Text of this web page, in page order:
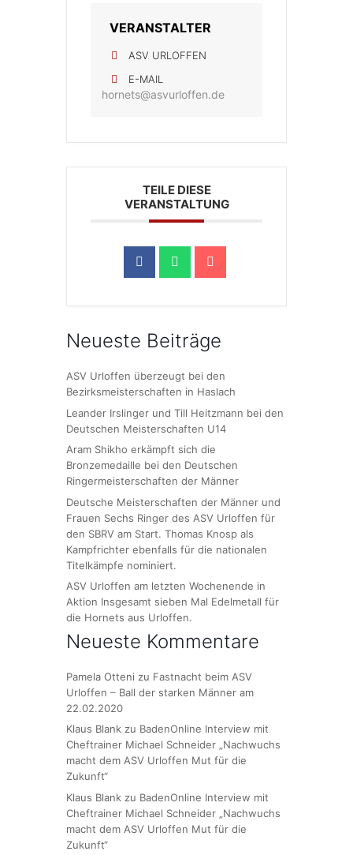
VERANSTALTER
ASV URLOFFEN
E-MAIL
hornets@asvurloffen.de
TEILE DIESE
VERANSTALTUNG
Neueste Beiträge
ASV Urloffen überzeugt bei den
Bezirksmeisterschaften in Haslach
Leander Irslinger und Till Heitzmann bei den
Deutschen Meisterschaften U14
Aram Shikho erkämpft sich die
Bronzemedaille bei den Deutschen
Ringermeisterschaften der Männer
Deutsche Meisterschaften der Männer und
Frauen Sechs Ringer des ASV Urloffen für
den SBRV am Start. Thomas Knosp als
Kampfrichter ebenfalls für die nationalen
Titelkämpfe nominiert.
ASV Urloffen am letzten Wochenende in
Aktion Insgesamt sieben Mal Edelmetall für
die Hornets aus Urloffen.
Neueste Kommentare
Pamela Otteni zu Fastnacht beim ASV
Urloffen – Ball der starken Männer am
22.02.2020
Klaus Blank zu BadenOnline Interview mit
Cheftrainer Michael Schneider „Nachwuchs
macht dem ASV Urloffen Mut für die
Zukunft“
Klaus Blank zu BadenOnline Interview mit
Cheftrainer Michael Schneider „Nachwuchs
macht dem ASV Urloffen Mut für die
Zukunft“